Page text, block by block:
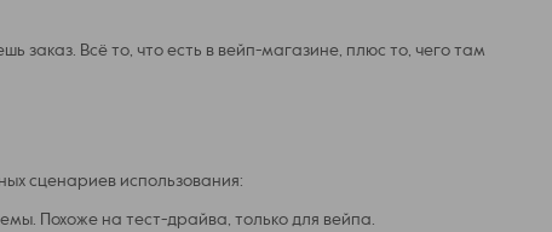
заказ. Всё то, что есть в вейп-магазине, плюс то, чего там
сценариев использования:
Похоже на тест-драйва, только для вейпа.